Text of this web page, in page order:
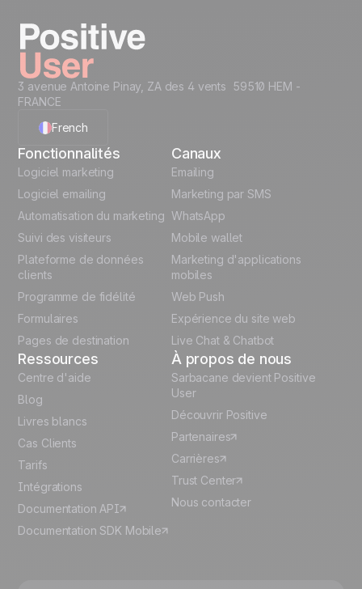
Commencez maintenant
3 avenue Antoine Pinay, ZA des 4 vents 59510 HEM -
FRANCE
French
English
German
Italian
Fonctionnalités
Logiciel marketing
Logiciel emailing
Automatisation du marketing
Suivi des visiteurs
Plateforme de données
clients
Programme de fidélité
Formulaires
Pages de destination
Canaux
Emailing
Marketing par SMS
WhatsApp
Mobile wallet
Marketing d'applications
mobiles
Web Push
Expérience du site web
Live Chat & Chatbot
Ressources
Centre d'aide
Blog
Livres blancs
Cas Clients
Tarifs
Intégrations
Documentation API
Documentation SDK Mobile
À propos de nous
Sarbacane devient Positive
User
Découvrir Positive
Partenaires
Carrières
Trust Center
Nous contacter